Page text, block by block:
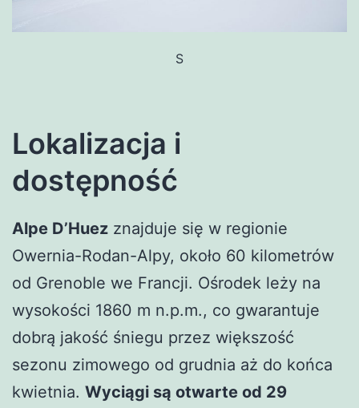
S
Lokalizacja i
dostępność
Alpe D’Huez znajduje się w regionie
Owernia-Rodan-Alpy, około 60 kilometrów
od Grenoble we Francji. Ośrodek leży na
wysokości 1860 m n.p.m., co gwarantuje
dobrą jakość śniegu przez większość
sezonu zimowego od grudnia aż do końca
kwietnia. Wyciągi są otwarte od 29